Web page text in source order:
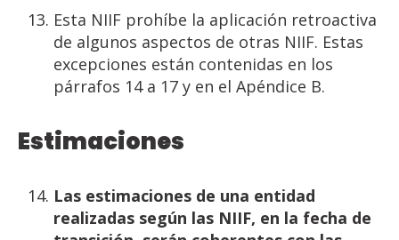
Esta NIIF prohíbe la aplicación retroactiva
de algunos aspectos de otras NIIF. Estas
excepciones están contenidas en los
párrafos 14 a 17 y en el Apéndice B.
Estimaciones
Las estimaciones de una entidad
realizadas según las NIIF, en la fecha de